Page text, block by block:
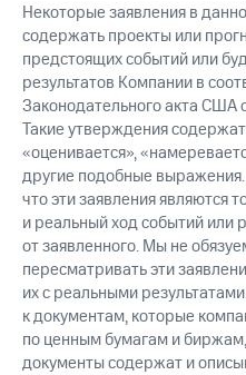
Некоторые заявления в
содержать проекты или
предстоящих событий или
результатов Компании в
Законодательного акта США
Такие утверждения
«оценивается»,
другие подобные
что эти заявления являются
и реальный ход событий или
от заявленного. Мы не
пересматривать эти
их с реальными
к документам, которые
по ценным бумагам и
документы содержат и